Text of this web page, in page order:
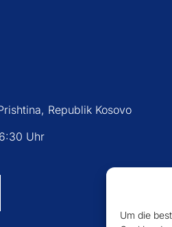
Um die
Republik Kosovo
Uhr